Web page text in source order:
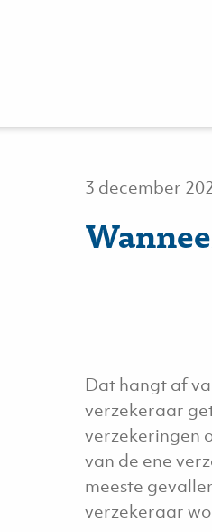
3 december
Dat hangt af
verzekeraar
verzekeringen
van de ene
meeste
verzekeraar